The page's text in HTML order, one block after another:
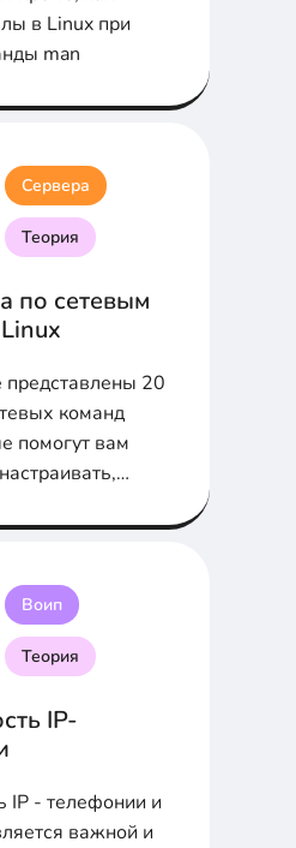
в Linux при
man
Сервера
Теория
по сетевым
представлены 20
команд
помогут вам
От
сети.
Воип
Теория
IP-
IP - телефонии и
важной и